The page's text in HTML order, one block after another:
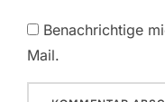
Benachrichtige
Mail.